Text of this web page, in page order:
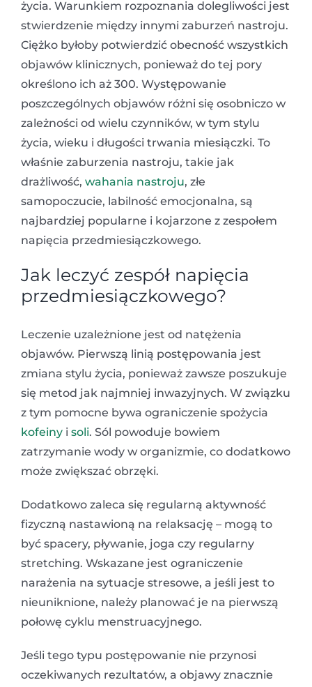
życia. Warunkiem rozpoznania dolegliwości jest
stwierdzenie między innymi zaburzeń nastroju.
Ciężko byłoby potwierdzić obecność wszystkich
objawów klinicznych, ponieważ do tej pory
określono ich aż 300. Występowanie
poszczególnych objawów różni się osobniczo w
zależności od wielu czynników, w tym stylu
życia, wieku i długości trwania miesiączki. To
właśnie zaburzenia nastroju, takie jak
drażliwość, wahania nastroju, złe
samopoczucie, labilność emocjonalna, są
najbardziej popularne i kojarzone z zespołem
napięcia przedmiesiączkowego.
Jak leczyć zespół napięcia
przedmiesiączkowego?
Leczenie uzależnione jest od natężenia
objawów. Pierwszą linią postępowania jest
zmiana stylu życia, ponieważ zawsze poszukuje
się metod jak najmniej inwazyjnych. W związku
z tym pomocne bywa ograniczenie spożycia
kofeiny i soli. Sól powoduje bowiem
zatrzymanie wody w organizmie, co dodatkowo
może zwiększać obrzęki.
Dodatkowo zaleca się regularną aktywność
fizyczną nastawioną na relaksację – mogą to
być spacery, pływanie, joga czy regularny
stretching. Wskazane jest ograniczenie
narażenia na sytuacje stresowe, a jeśli jest to
nieuniknione, należy planować je na pierwszą
połowę cyklu menstruacyjnego.
Jeśli tego typu postępowanie nie przynosi
oczekiwanych rezultatów, a objawy znacznie